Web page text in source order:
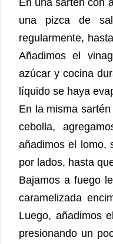
una pizca de
regularmente,
Añadimos el
azúcar y cocina
líquido se haya
En la misma
cebolla,
añadimos el lomo,
por lados, hasta
Bajamos a fuego
caramelizada
Luego, añadimos
presionando un